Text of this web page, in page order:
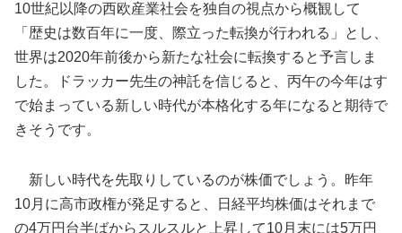
10世紀以降の西欧産業社会を独自の視点から概観して
「歴史は数百年に一度、際立った転換が行われる」とし、
世界は2020年前後から新たな社会に転換すると予言しま
した。ドラッカー先生の神託を信じると、丙午の今年はす
で始まっている新しい時代が本格化する年になると期待で
きそうです。
新しい時代を先取りしているのが株価でしょう。昨年
10月に高市政権が発足すると、日経平均株価はそれまで
の4万円台半ばからスルスルと上昇して10月末には5万円